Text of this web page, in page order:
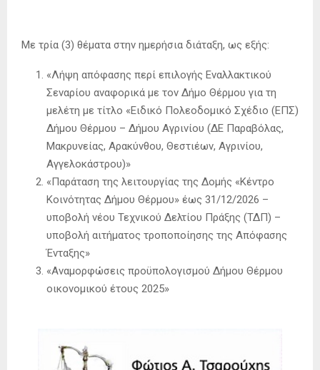
Με τρία (3) θέματα στην ημερήσια διάταξη, ως εξής:
«Λήψη απόφασης περί επιλογής Εναλλακτικού
Σεναρίου αναφορικά με τον Δήμο Θέρμου για τη
μελέτη με τίτλο «Ειδικό Πολεοδομικό Σχέδιο (ΕΠΣ)
Δήμου Θέρμου – Δήμου Αγρινίου (ΔΕ Παραβόλας,
Μακρυνείας, Αρακύνθου, Θεστιέων, Αγρινίου,
Αγγελοκάστρου)»
«Παράταση της λειτουργίας της Δομής «Κέντρο
Κοινότητας Δήμου Θέρμου» έως 31/12/2026 –
υποβολή νέου Τεχνικού Δελτίου Πράξης (ΤΔΠ) –
υποβολή αιτήματος τροποποίησης της Απόφασης
Ένταξης»
«Αναμορφώσεις προϋπολογισμού Δήμου Θέρμου
οικονομικού έτους 2025»